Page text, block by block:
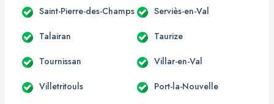
Saint-Pierre-des-Champs Serviès-en-Val
Talairan Taurize
Tournissan Villar-en-Val
Villetritouls Port-la-Nouvelle